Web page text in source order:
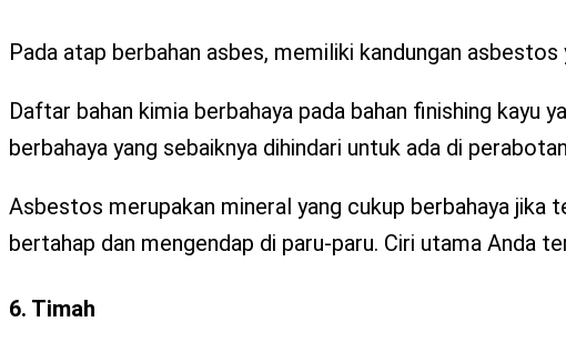
Pada atap berbahan asbes, memiliki kandungan
Daftar bahan kimia berbahaya pada bahan finishing kayu
berbahaya yang sebaiknya dihindari untuk ada di
Asbestos merupakan mineral yang cukup berbahaya jika
bertahap dan mengendap di paru-paru. Ciri utama Anda
6. Timah